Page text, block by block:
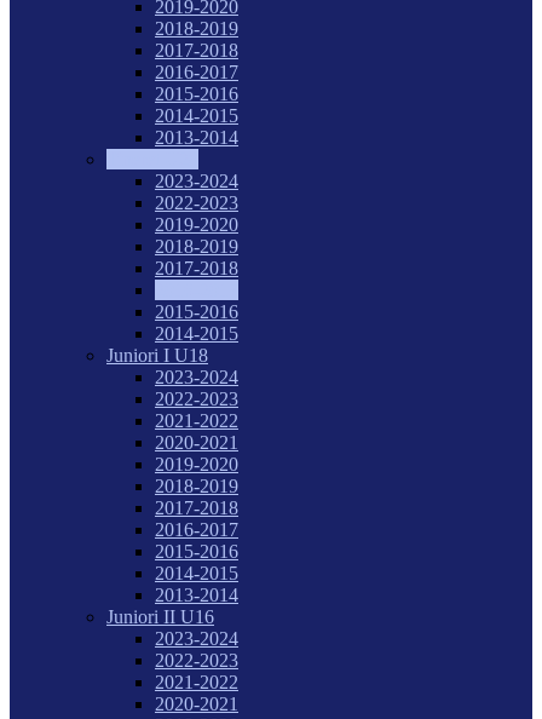
2019-2020
2018-2019
2017-2018
2016-2017
2015-2016
2014-2015
2013-2014
2023-2024
2022-2023
2019-2020
2018-2019
2017-2018
2015-2016
2014-2015
Juniori I U18
2023-2024
2022-2023
2021-2022
2020-2021
2019-2020
2018-2019
2017-2018
2016-2017
2015-2016
2014-2015
2013-2014
Juniori II U16
2023-2024
2022-2023
2021-2022
2020-2021